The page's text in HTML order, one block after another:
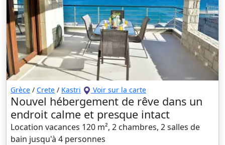
Grèce / Crete / Kastri Voir sur la carte
Nouvel hébergement de rêve dans un
endroit calme et presque intact
Location vacances 120 m², 2 chambres, 2 salles de
bain jusqu'à 4 personnes